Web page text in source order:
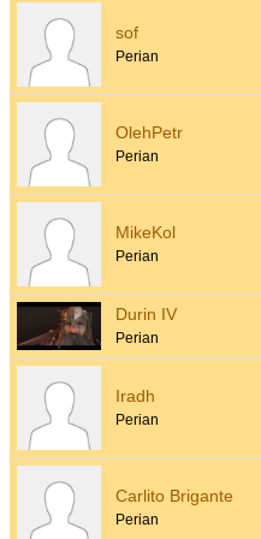
sof
Perian
OlehPetr
Perian
MikeKol
Perian
Durin IV
Perian
Iradh
Perian
Carlito Brigante
Perian